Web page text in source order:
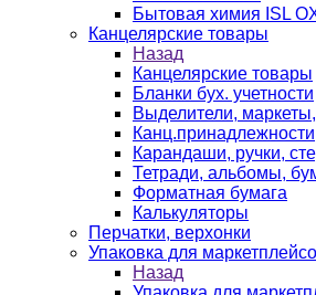
Бытовая химия ISL
Канцелярские товары
Назад
Канцелярские товары
Бланки бух. учетности
Выделители,
Канц.принадлежности
Карандаши, ручки,
Тетради, альбомы,
Форматная бумага
Калькуляторы
Перчатки, верхонки
Упаковка для
Назад